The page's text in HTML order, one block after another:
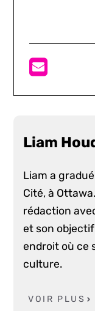
Liam
Liam a
Cité, à
rédaction
et son
endroit où ce
culture.
VOIR PLUS